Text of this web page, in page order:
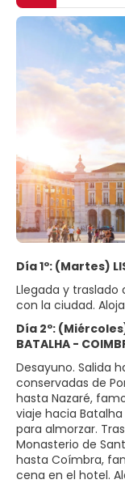
Día 1º: (Martes)
Llegada y
con la ciudad.
Día 2º:
BATALHA -
Desayuno. Salida
conservadas de
hasta Nazaré,
viaje hacia
para almorzar.
Monasterio de
hasta Coímbra,
cena en el hotel.